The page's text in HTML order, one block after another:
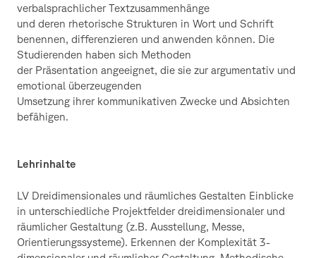
verbalsprachlicher Textzusammenhänge
und deren rhetorische Strukturen in Wort und Schrift
benennen, differenzieren und anwenden können. Die
Studierenden haben sich Methoden
der Präsentation angeeignet, die sie zur argumentativ und
emotional überzeugenden
Umsetzung ihrer kommunikativen Zwecke und Absichten
befähigen.
Lehrinhalte
LV Dreidimensionales und räumliches Gestalten Einblicke
in unterschiedliche Projektfelder dreidimensionaler und
räumlicher Gestaltung (z.B. Ausstellung, Messe,
Orientierungssysteme). Erkennen der Komplexität 3-